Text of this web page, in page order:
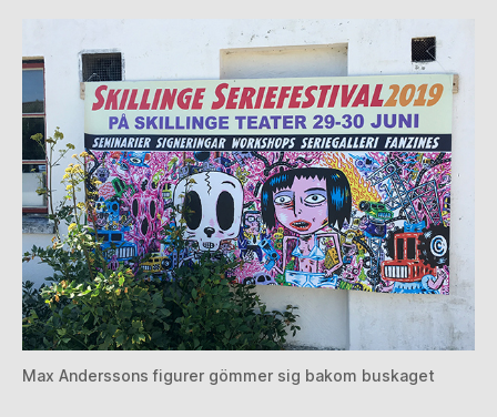
Max Anderssons figurer gömmer sig bakom buskaget